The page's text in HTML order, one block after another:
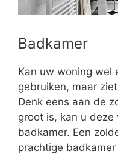
Badkamer
Kan uw woning wel
gebruiken, maar
Denk eens aan de
groot is, kan u
badkamer. Een
prachtige